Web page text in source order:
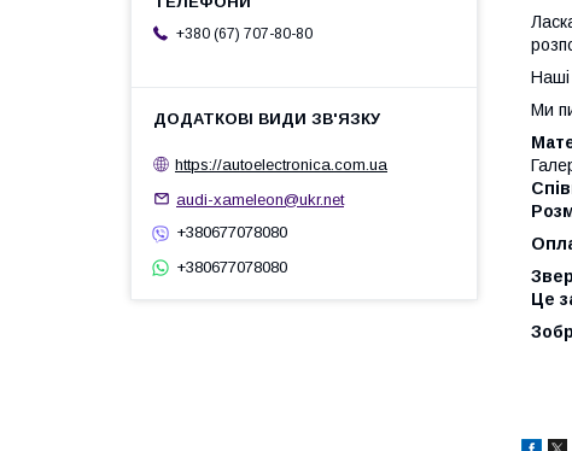
Наші
Ми
Це
+380 (67) 707-80-80
https://autoelectronica.com.ua
audi-xameleon@ukr.net
+380677078080
+380677078080